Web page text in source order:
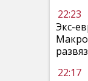
22:23
Экс-
22:17